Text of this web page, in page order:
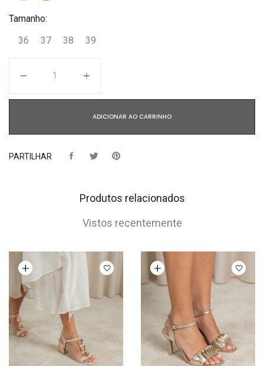
Tamanho:
36
37 38 39
ADICIONAR AO CARRINHO
PARTILHAR
Produtos relacionados
Vistos recentemente
opções Ver opções